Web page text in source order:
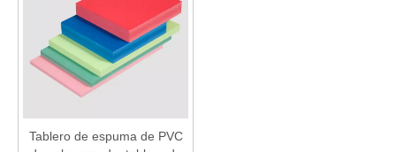
Tablero de espuma de PVC